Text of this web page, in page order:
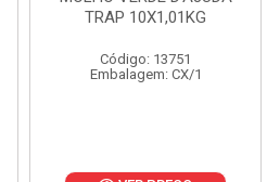
TRAP 10X1,01KG
Código: 13751
Embalagem: CX/1